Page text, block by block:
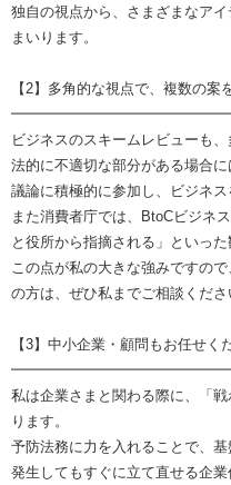
独自の視点から、さまざまなア
まいります。
【2】多角的な視点で、複数の案
ビジネスのスキームレビューも、
法的に不適切な部分がある場合
議論に積極的に参加し、ビジネス
また消費者庁では、BtoCビジネ
と役所から指摘される」といっ
この点が私の大きな強みですの
の方は、ぜひ私までご相談くださ
【3】中小企業・顧問もお任せく
私は企業さまと関わる際に、「
ります。
予防法務に力を入れることで、
発生してもすぐに立て直せる企業